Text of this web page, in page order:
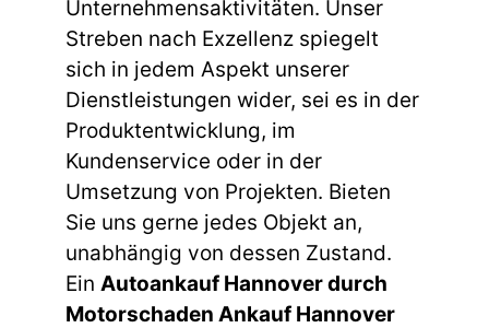
Unternehmensaktivitäten. Unser
Streben nach Exzellenz spiegelt
sich in jedem Aspekt unserer
Dienstleistungen wider, sei es in der
Produktentwicklung, im
Kundenservice oder in der
Umsetzung von Projekten. Bieten
Sie uns gerne jedes Objekt an,
unabhängig von dessen Zustand.
Ein Autoankauf Hannover durch
Motorschaden Ankauf Hannover